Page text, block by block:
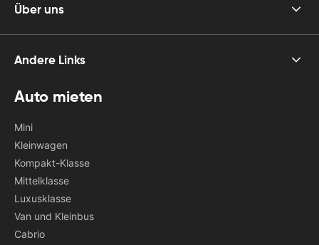
Über uns
Andere Links
Auto mieten
Mini
Kleinwagen
Kompakt-Klasse
Mittelklasse
Luxusklasse
Van und Kleinbus
Cabrio